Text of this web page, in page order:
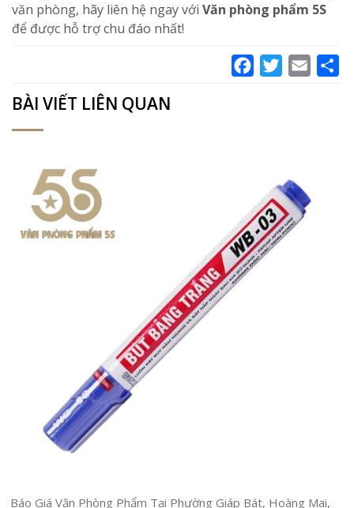
văn phòng, hãy liên hệ ngay với Văn phòng phẩm 5S
để được hỗ trợ chu đáo nhất!
FacebookTwitterEmail
BÀI VIẾT LIÊN QUAN
Báo Giá Văn Phòng Phẩm Tại Phường Giáp Bát, Hoàng Mai,